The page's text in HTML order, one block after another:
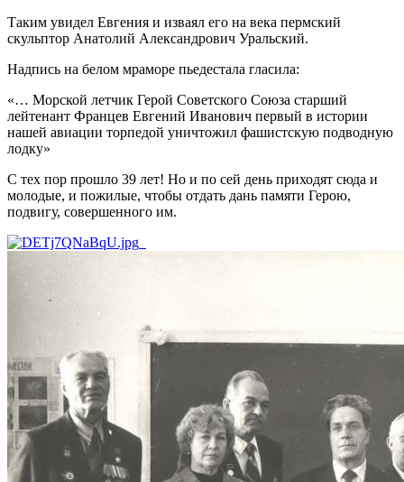
Таким увидел Евгения и изваял его на века пермский
скульптор Анатолий Александрович Уральский.
Надпись на белом мраморе пьедестала гласила:
«… Морской летчик Герой Советского Союза старший
лейтенант Францев Евгений Иванович первый в истории
нашей авиации торпедой уничтожил фашистскую подводную
лодку»
С тех пор прошло 39 лет! Но и по сей день приходят сюда и
молодые, и пожилые, чтобы отдать дань памяти Герою,
подвигу, совершенного им.